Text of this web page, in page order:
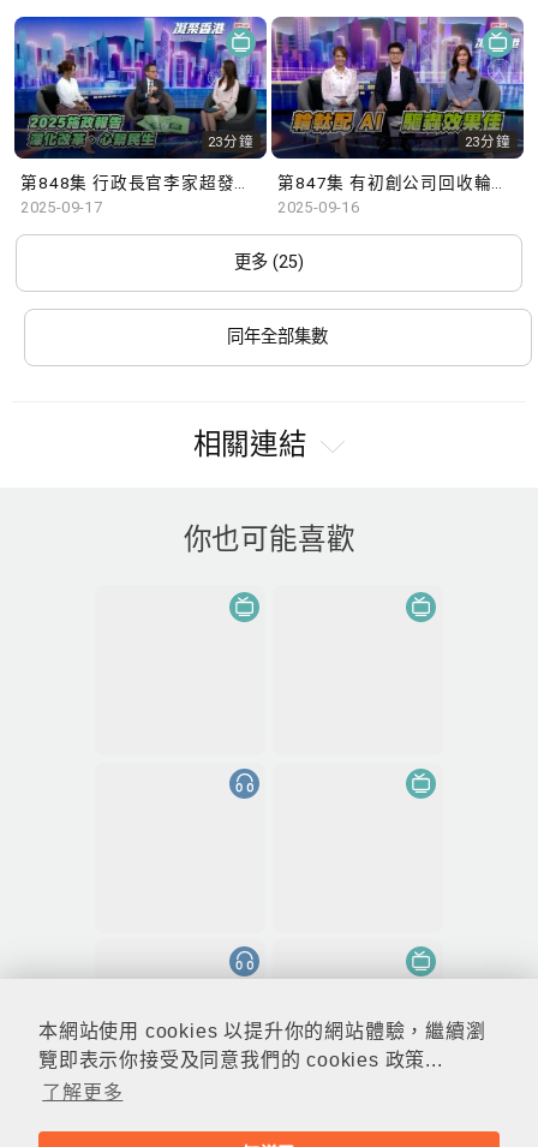
本網站使用 cookies 以提升你的網站體驗，繼續瀏
覽即表示你接受及同意我們的 cookies 政策...
了解更多
23分鐘
第848集 行政長官李家超發表新一份施政報告，學者有何見解？
2025-09-17
23分鐘
第847集 有初創公司回收輪軚研發驅蟲工具，配合AI追縱技術，成效顯著。
2025-09-16
更多 (25)
同年全部集數
相關連結
你也可能喜歡